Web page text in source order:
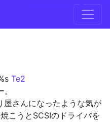
ョン
Te2
さんになったような気が
こうとSCSIのドライバを